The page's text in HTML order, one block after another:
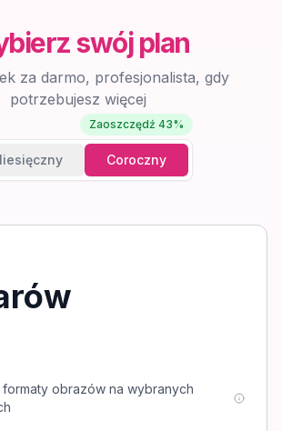
swój plan
za darmo, profesjonalista, gdy
potrzebujesz więcej
Zaoszczędź 43%
Coroczny
obrazów na wybranych